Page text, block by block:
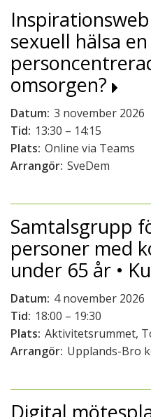
sexuell hälsa
omsorgen?
Datum: 3 november 2026
Tid: 13:30 – 14:15
Plats: Online via Teams
Arrangör: SveDem
Samtalsgrupp
personer med
under 65 år •
Datum: 4 november 2026
Tid: 18:00 – 19:30
Plats: Aktivitetsrummet,
Arrangör: Upplands-Bro
Digital